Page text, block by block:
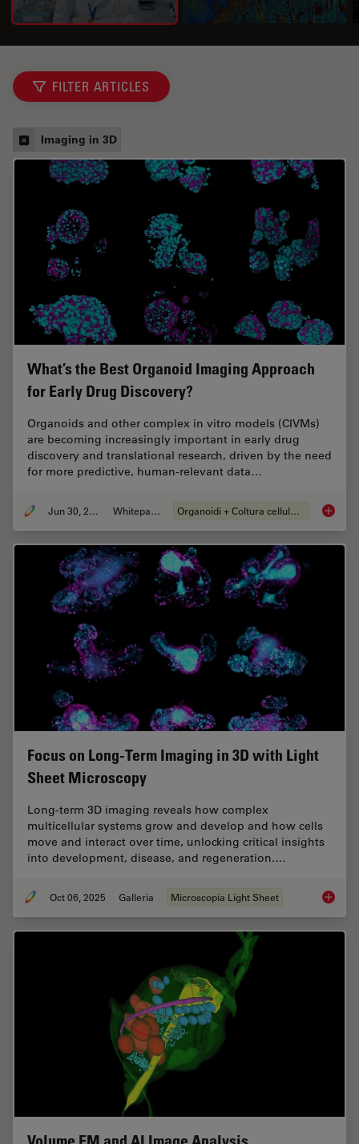
FILTER ARTICLES
Imaging in 3D
What’s the Best Organoid Imaging Approach
for Early Drug Discovery?
Organoids and other complex in vitro models (CIVMs)
are becoming increasingly important in early drug
discovery and translational research, driven by the need
for more predictive, human-relevant data…
Jun 30, 2026 Whitepaper Organoidi + Coltura cellulare 3D
Focus on Long-Term Imaging in 3D with Light
Sheet Microscopy
Long-term 3D imaging reveals how complex
multicellular systems grow and develop and how cells
move and interact over time, unlocking critical insights
into development, disease, and regeneration.…
Oct 06, 2025 Galleria Microscopia Light Sheet Focus